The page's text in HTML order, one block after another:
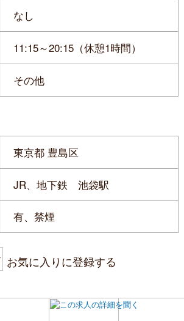
なし
11:15～20:15（休憩1時間）
その他
東京都 豊島区
JR、地下鉄 池袋駅
有、禁煙
お気に入りに登録する